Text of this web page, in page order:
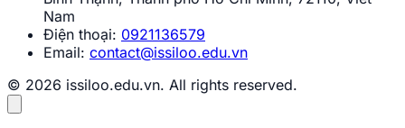
Nam
Điện thoại: 0921136579
Email: contact@issiloo.edu.vn
© 2026 issiloo.edu.vn. All rights reserved.